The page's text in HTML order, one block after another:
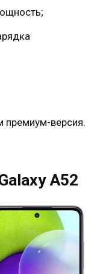
премиум-версия.
A52